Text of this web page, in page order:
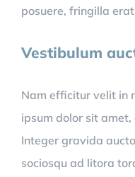
posuere, fringilla
Vestibulum
Nam efficitur velit in
ipsum dolor sit
Integer gravida
sociosqu ad litora